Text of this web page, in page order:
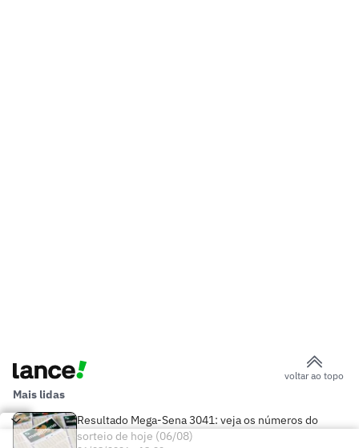
voltar ao topo
Mais lidas
Resultado Mega-Sena 3041: veja os números do
sorteio de hoje (06/08)